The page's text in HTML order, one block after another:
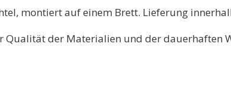
montiert auf einem Brett. Lieferung
der Materialien und der dauerhaften